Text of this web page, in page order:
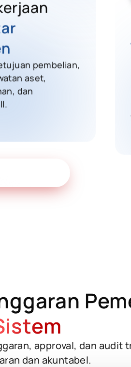
pembelian,
aset,
dan
approval, dan audit
dan akuntabel.